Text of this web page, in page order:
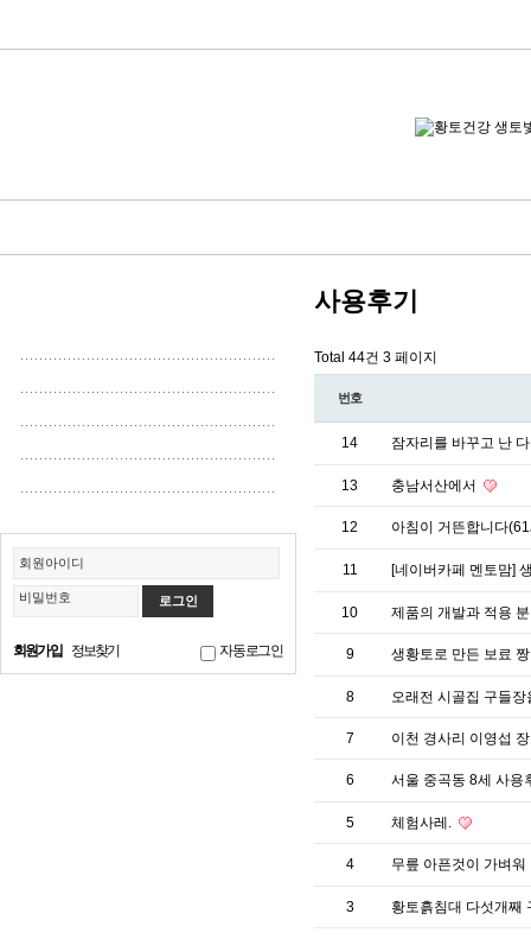
회원아이디
비밀번호
회원가입 정보찾기 자동로그인
사용후기
Total 44건 3 페이지
번호
14 잠자리를 바꾸고 난
13 충남서산에서
12 아침이 거뜬합니다
11 [네이버카페 멘토맘]
10 제품의 개발과 적용
9 생황토로 만든 보료
8 오래전 시골집 구들
7 이천 경사리 이영섭
6 서울 중곡동 8세 사용
5 체험사레.
4 무릎 아픈것이 가벼
3 황토흙침대 다섯개째